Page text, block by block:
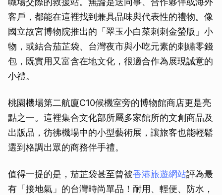
客戶，都能在這裡找到兼具品味與代表性的禮物。像
國立故宮博物院推出的「翠玉小白菜刺刺金螢版」小
物，或結合茄芷袋、台灣夜市與小吃元素的刺繡零錢
包，既實用又富含在地文化，很適合作為展現誠意的
小禮。
桃園機場第二航廈C10候機室旁的博物館商店更是亮
點之一。這裡集合文化部所屬多家館所的文創商品及
出版品，彷彿機場中的小型藝術展，讓旅客也能輕鬆
選到格調出眾的商務伴手禮。
值得一提的是，茄芷袋甚至曾被香港旅遊網站評為最
有「接地氣」的台灣時尚單品！耐用、輕便、防水，